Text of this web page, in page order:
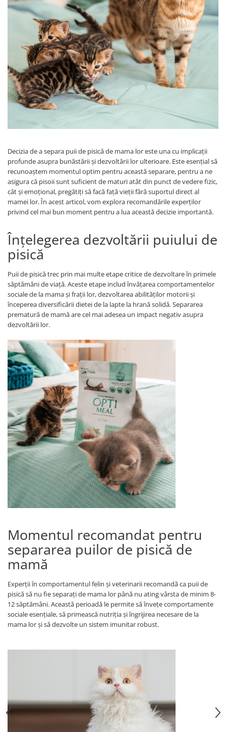
Decizia de a separa puii de pisică de mama lor este una cu implicații
profunde asupra bunăstării și dezvoltării lor ulterioare. Este esențial să
recunoaștem momentul optim pentru această separare, pentru a ne
asigura că pisoii sunt suficient de maturi atât din punct de vedere fizic,
cât și emoțional, pregătiți să facă față vieții fără suportul direct al
mamei lor. În acest articol, vom explora recomandările experților
privind cel mai bun moment pentru a lua această decizie importantă.
Înțelegerea dezvoltării puiului de
pisică
Puii de pisică trec prin mai multe etape critice de dezvoltare în primele
săptămâni de viață. Aceste etape includ învățarea comportamentelor
sociale de la mama și frații lor, dezvoltarea abilităților motorii și
începerea diversificării dietei de la lapte la hrană solidă. Separarea
prematură de mamă are cel mai adesea un impact negativ asupra
dezvoltării lor.
Momentul recomandat pentru
separarea puilor de pisică de
mamă
Experții în comportamentul felin și veterinarii recomandă ca puii de
pisică să nu fie separați de mama lor până nu ating vârsta de minim 8-
12 săptămâni. Această perioadă le permite să învețe comportamente
sociale esențiale, să primească nutriția și îngrijirea necesare de la
mama lor și să dezvolte un sistem imunitar robust.